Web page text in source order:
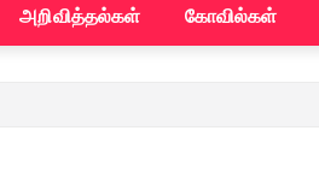
அறிவித்தல்கள் கோவில்கள்